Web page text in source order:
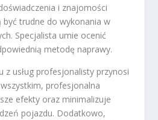
i znajomości
trudne do wykonania w
Specjalista umie ocenić
metodę naprawy.
z usług profesjonalisty przynosi
profesjonalna
efekty oraz minimalizuje
pojazdu. Dodatkowo,